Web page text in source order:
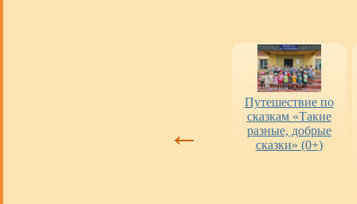
←
Путешествие по
сказкам «Такие
разные, добрые
сказки» (0+)